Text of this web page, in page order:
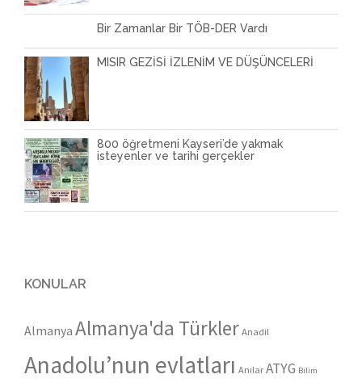
Bir Zamanlar Bir TÖB-DER Vardı
MISIR GEZİSİ İZLENİM VE DÜŞÜNCELERİ
800 öğretmeni Kayseri’de yakmak
isteyenler ve tarihi gerçekler
KONULAR
Almanya Almanya'da TürklerAnadil
Anadolu’nun evlatları Anılar ATYG Bilim